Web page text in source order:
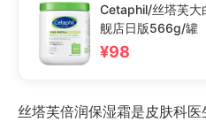
Cetaphil/丝塔芙大
舰店日版566g/罐
¥98
丝塔芙倍润保湿霜是皮肤科